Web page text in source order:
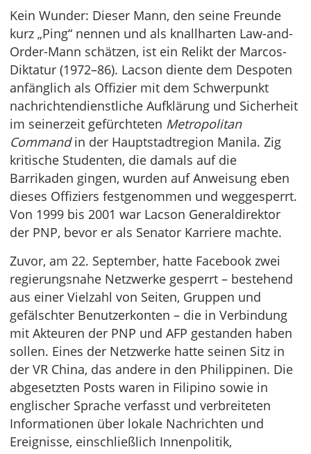
Kein Wunder: Dieser Mann, den seine Freunde
kurz „Ping“ nennen und als knallharten Law-and-
Order-Mann schätzen, ist ein Relikt der Marcos-
Diktatur (1972–86). Lacson diente dem Despoten
anfänglich als Offizier mit dem Schwerpunkt
nachrichtendienstliche Aufklärung und Sicherheit
im seinerzeit gefürchteten Metropolitan
Commandin der Hauptstadtregion Manila. Zig
kritische Studenten, die damals auf die
Barrikaden gingen, wurden auf Anweisung eben
dieses Offiziers festgenommen und weggesperrt.
Von 1999 bis 2001 war Lacson Generaldirektor
der PNP, bevor er als Senator Karriere machte.
Zuvor, am 22. September, hatte Facebook zwei
regierungsnahe Netzwerke gesperrt – bestehend
aus einer Vielzahl von Seiten, Gruppen und
gefälschter Benutzerkonten – die in Verbindung
mit Akteuren der PNP und AFP gestanden haben
sollen. Eines der Netzwerke hatte seinen Sitz in
der VR China, das andere in den Philippinen. Die
abgesetzten Posts waren in Filipino sowie in
englischer Sprache verfasst und verbreiteten
Informationen über lokale Nachrichten und
Ereignisse, einschließlich Innenpolitik,